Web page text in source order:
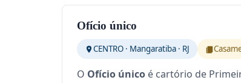
Ofício único
CENTRO · Mangaratiba · RJ
O Ofício único é cartório de